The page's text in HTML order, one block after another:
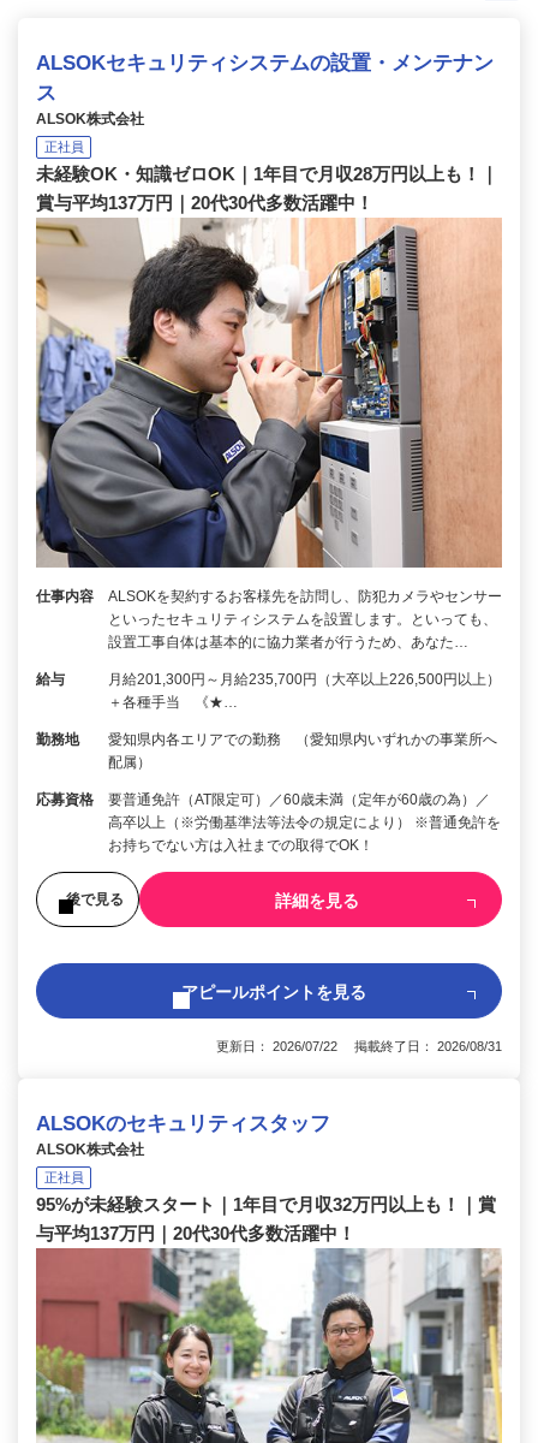
ALSOKセキュリティシステムの設置・メンテナン
ス
ALSOK株式会社
正社員
未経験OK・知識ゼロOK｜1年目で月収28万円以上も！｜
賞与平均137万円｜20代30代多数活躍中！
仕事内容
ALSOKを契約するお客様先を訪問し、防犯カメラやセンサー
といったセキュリティシステムを設置します。といっても、
設置工事自体は基本的に協力業者が行うため、あなた…
給与
月給201,300円～月給235,700円（大卒以上226,500円以上）
＋各種手当 《★…
勤務地
愛知県内各エリアでの勤務 （愛知県内いずれかの事業所へ
配属）
応募資格
要普通免許（AT限定可）／60歳未満（定年が60歳の為）／
高卒以上（※労働基準法等法令の規定により） ※普通免許を
お持ちでない方は入社までの取得でOK！
後で見る 詳細を見る
アピールポイントを見る
更新日： 2026/07/22 掲載終了日： 2026/08/31
ALSOKのセキュリティスタッフ
ALSOK株式会社
正社員
95%が未経験スタート｜1年目で月収32万円以上も！｜賞
与平均137万円｜20代30代多数活躍中！